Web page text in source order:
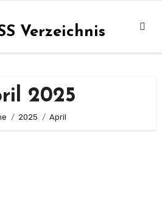
Verzeichnis
2025
2025 April